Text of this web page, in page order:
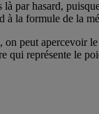
là par hasard,
à la formule de la
on peut apercevoir
qui représente le